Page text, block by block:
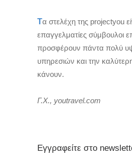
Τα στελέχη της projectyou
επαγγελματίες σύμβουλοι
προσφέρουν πάντα πολύ
υπηρεσιών και την
κάνουν.
Γ.Χ., youtravel.com
Εγγραφείτε στο